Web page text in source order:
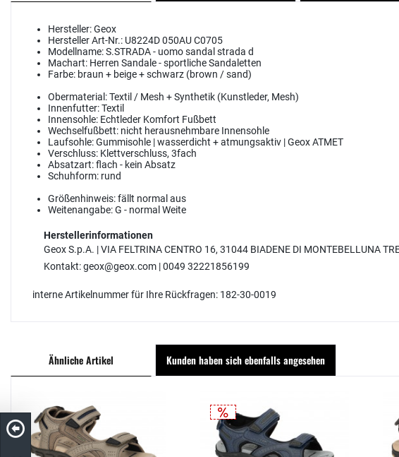
Hersteller:Geox
Hersteller Art-Nr.: U8224D 050AU C0705
Modellname:S.STRADA - uomo sandal strada d
Machart: Herren Sandale - sportliche Sandaletten
Farbe: braun + beige + schwarz (brown / sand)
Obermaterial:Textil / Mesh + Synthetik (Kunstleder, Mesh)
Innenfutter:Textil
Innensohle: Echtleder Komfort Fußbett
Wechselfußbett: nicht herausnehmbare Innensohle
Laufsohle:Gummisohle | wasserdicht + atmungsaktiv | Geox ATMET
Verschluss: Klettverschluss, 3fach
Absatzart:flach - kein Absatz
Schuhform: rund
Größenhinweis:fällt normal aus
Weitenangabe:G - normal Weite
Herstellerinformationen
Geox S.p.A. | VIA FELTRINA CENTRO 16, 31044 BIADENE DI MONTEBELLUNA
Kontakt: geox@geox.com | 0049 32221856199
interne Artikelnummer für Ihre Rückfragen: 182-30-0019
Ähnliche Artikel Kunden haben sich ebenfalls angesehen